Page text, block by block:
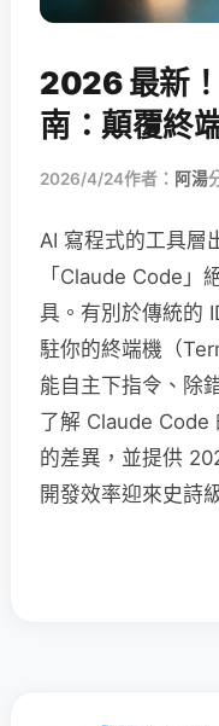
2026 最新
南：顛覆終
2026/4/24作者： 阿湯
AI 寫程式的工具層
「Claude Code」
具。有別於傳統的
駐你的終端機（
能自主下指令、除
了解 Claude Code
的差異，並提供
開發效率迎來史詩